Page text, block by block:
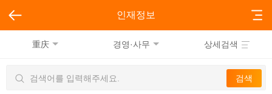
인재정보
重庆 경영·사무 상세검색